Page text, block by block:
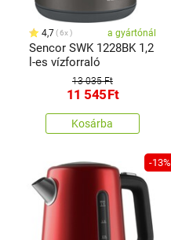
4,7 6x a gyártónál
Sencor SWK 1228BK 1,2
l-es vízforraló
13 035 Ft
11 545Ft
Kosárba
-13%